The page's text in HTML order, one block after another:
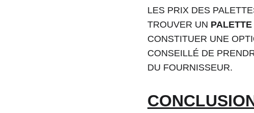
LES PRIX DES
TROUVER UN
CONSTITUER UNE
CONSEILLÉ DE
DU FOURNISSEUR.